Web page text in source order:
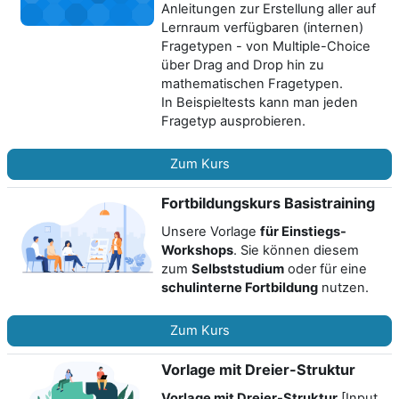
Anleitungen zur Erstellung aller auf
Lernraum verfügbaren (internen)
Fragetypen - von Multiple-Choice
über Drag and Drop hin zu
mathematischen Fragetypen.
In Beispieltests kann man jeden
Fragetyp ausprobieren.
Zum Kurs
Fortbildungskurs Basistraining
Unsere Vorlage für Einstiegs-
Workshops. Sie können diesem
zum Selbststudium oder für eine
schulinterne Fortbildung nutzen.
Zum Kurs
Vorlage mit Dreier-Struktur